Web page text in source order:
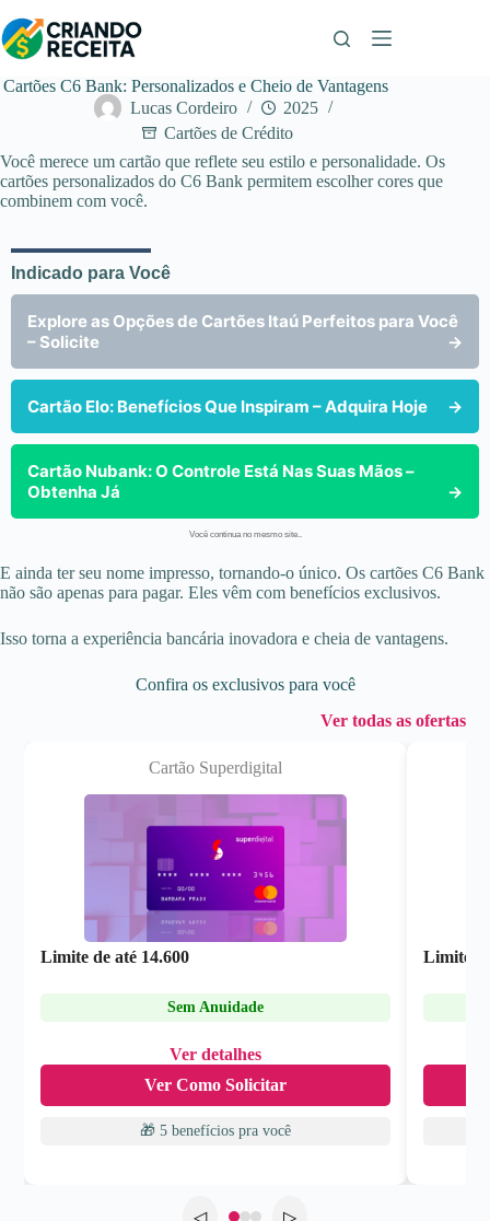
para
o
Cartões C6 Bank: Personalizados e Cheio de Vantagens
Lucas Cordeiro
2025
Cartões de Crédito
Você merece um cartão que reflete seu estilo e personalidade. Os
cartões personalizados do C6 Bank permitem escolher cores que
combinem com você.
Indicado para Você
Explore as Opções de Cartões Itaú Perfeitos para Você
– Solicite
→
Cartão Elo: Benefícios Que Inspiram – Adquira Hoje →
Cartão Nubank: O Controle Está Nas Suas Mãos –
Obtenha Já
→
Você continua no mesmo site..
E ainda ter seu nome impresso, tornando-o único. Os cartões C6 Bank
não são apenas para pagar. Eles vêm com benefícios exclusivos.
Isso torna a experiência bancária inovadora e cheia de vantagens.
Confira os exclusivos para você
Ver todas as ofertas
Cartão Superdigital
Limite de até 14.600
Sem Anuidade
Ver detalhes
Ver Como Solicitar
🎁 5 benefícios pra você
Limite
◁ ▷